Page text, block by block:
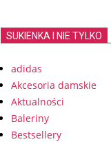
SUKIENKA I NIE TYLKO
adidas
Akcesoria damskie
Aktualności
Baleriny
Bestsellery